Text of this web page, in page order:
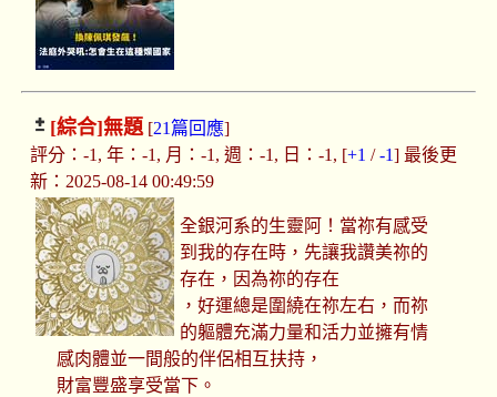
[綜合]無題[21篇回應]
評分：-1, 年：-1, 月：-1, 週：-1, 日：-1, [+1 /-1] 最後更
新：2025-08-14 00:49:59
全銀河系的生靈阿！當祢有感受
到我的存在時，先讓我讚美祢的
存在，因為祢的存在
，好運總是圍繞在祢左右，而祢
的軀體充滿力量和活力並擁有情
感肉體並一間般的伴侶相互扶持，
財富豐盛享受當下。